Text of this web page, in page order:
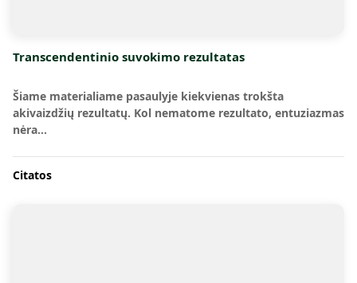
Transcendentinio suvokimo rezultatas
Šiame materialiame pasaulyje kiekvienas trokšta
akivaizdžių rezultatų. Kol nematome rezultato, entuziazmas
nėra…
Citatos